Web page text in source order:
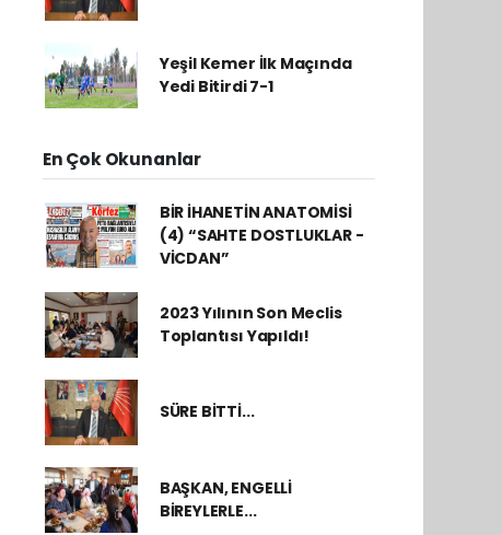
Yeşil Kemer İlk Maçında
Yedi Bitirdi 7-1
En Çok Okunanlar
BİR İHANETİN ANATOMİSİ
(4) “SAHTE DOSTLUKLAR -
VİCDAN”
2023 Yılının Son Meclis
Toplantısı Yapıldı!
SÜRE BİTTİ...
BAŞKAN, ENGELLİ
BİREYLERLE...